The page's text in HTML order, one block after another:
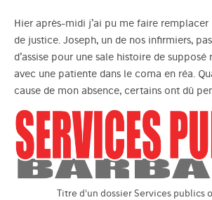
Hier après-midi j’ai pu me faire
de justice. Joseph, un de nos infirmiers,
d’assise pour une sale histoire de
avec une patiente dans le coma en réa.
cause de mon absence, certains ont dû
Titre d'un dossier Services publics